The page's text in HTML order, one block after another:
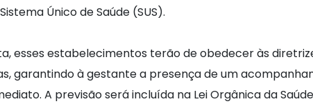
Único de Saúde (SUS).
esses estabelecimentos terão de obedecer às
garantindo à gestante a presença de um
A previsão será incluída na Lei Orgânica da